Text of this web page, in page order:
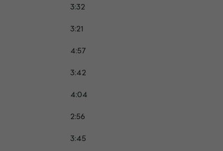
3:32
3:21
4:57
3:42
4:04
2:56
3:45